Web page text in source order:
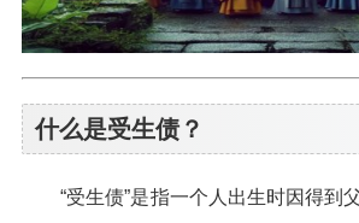
什么是受生债？
“受生债”是指一个人出生时因得到